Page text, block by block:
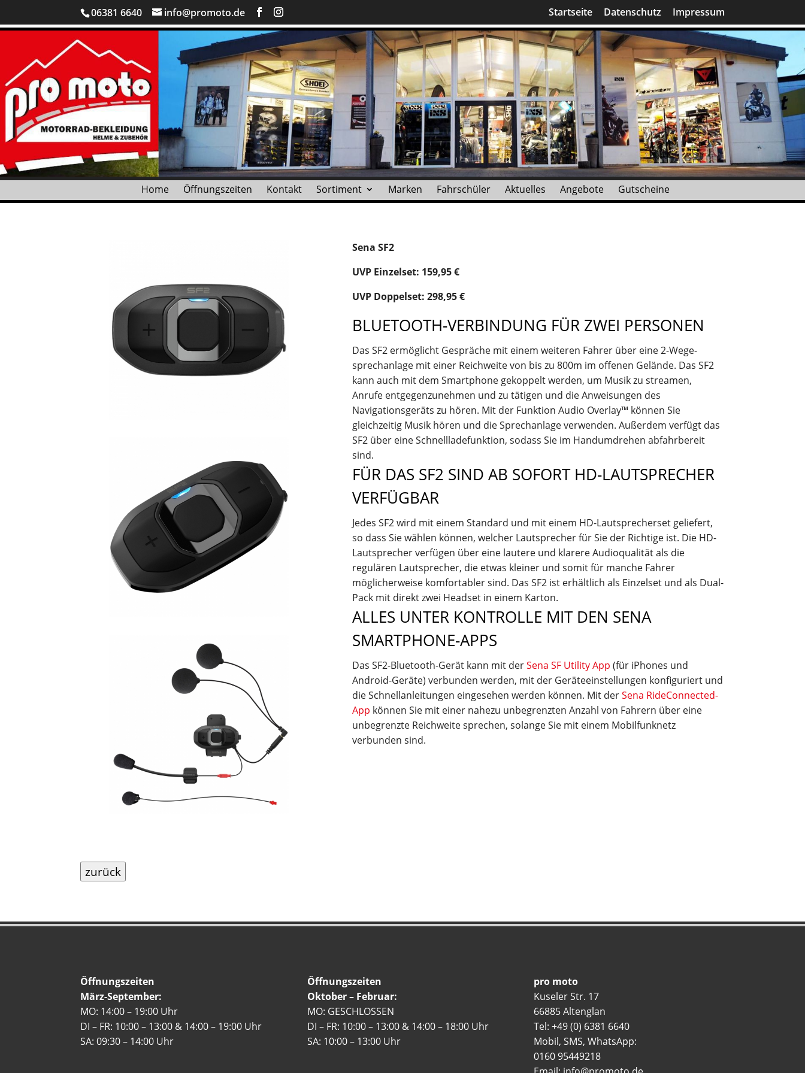
06381 6640 info@promoto.de Startseite Datenschutz Impressum
Home Öffnungszeiten Kontakt Sortiment Marken Fahrschüler Aktuelles Angebote Gutscheine
Sena SF2
UVP Einzelset: 159,95 €
UVP Doppelset: 298,95 €
BLUETOOTH-VERBINDUNG FÜR ZWEI PERSONEN
Das SF2 ermöglicht Gespräche mit einem weiteren Fahrer über eine 2-Wege-
sprechanlage mit einer Reichweite von bis zu 800m im offenen Gelände. Das SF2
kann auch mit dem Smartphone gekoppelt werden, um Musik zu streamen,
Anrufe entgegenzunehmen und zu tätigen und die Anweisungen des
Navigationsgeräts zu hören. Mit der Funktion Audio Overlay™ können Sie
gleichzeitig Musik hören und die Sprechanlage verwenden. Außerdem verfügt das
SF2 über eine Schnellladefunktion, sodass Sie im Handumdrehen abfahrbereit
sind.
FÜR DAS SF2 SIND AB SOFORT HD-LAUTSPRECHER
VERFÜGBAR
Jedes SF2 wird mit einem Standard und mit einem HD-Lautsprecherset geliefert,
so dass Sie wählen können, welcher Lautsprecher für Sie der Richtige ist. Die HD-
Lautsprecher verfügen über eine lautere und klarere Audioqualität als die
regulären Lautsprecher, die etwas kleiner und somit für manche Fahrer
möglicherweise komfortabler sind. Das SF2 ist erhältlich als Einzelset und als Dual-
Pack mit direkt zwei Headset in einem Karton.
ALLES UNTER KONTROLLE MIT DEN SENA
SMARTPHONE-APPS
Das SF2-Bluetooth-Gerät kann mit derSena SF Utility App (für iPhones und
Android-Geräte) verbunden werden, mit der Geräteeinstellungen konfiguriert und
die Schnellanleitungen eingesehen werden können. Mit derSena RideConnected-
App können Sie mit einer nahezu unbegrenzten Anzahl von Fahrern über eine
unbegrenzte Reichweite sprechen, solange Sie mit einem Mobilfunknetz
verbunden sind.
zurück
Öffnungszeiten
März-September:
MO: 14:00 – 19:00 Uhr
DI – FR: 10:00 – 13:00 & 14:00 – 19:00 Uhr
SA: 09:30 – 14:00 Uhr
Öffnungszeiten
Oktober – Februar:
MO: GESCHLOSSEN
DI – FR: 10:00 – 13:00 & 14:00 – 18:00 Uhr
SA: 10:00 – 13:00 Uhr
pro moto
Kuseler Str. 17
66885 Altenglan
Tel: +49 (0) 6381 6640
Mobil, SMS, WhatsApp:
0160 95449218